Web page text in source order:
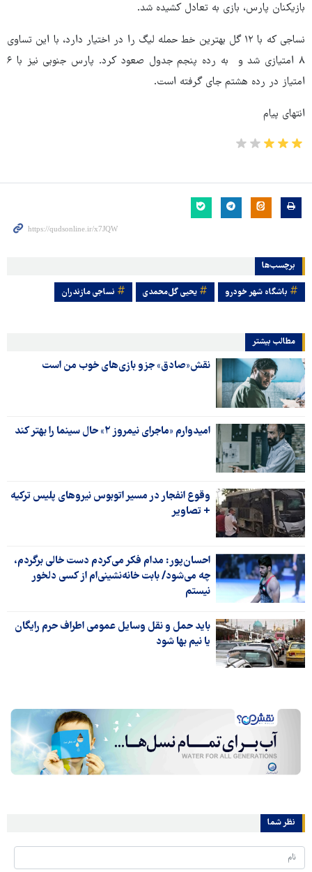
بازیکنان پارس، بازی به تعادل کشیده شد.
نساجی که با ۱۲ گل بهترین خط حمله لیگ را در اختیار دارد، با این تساوی
۸ امتیازی شد و به رده پنجم جدول صعود کرد. پارس جنوبی نیز با ۶
امتیاز در رده هشتم جای گرفته است.
انتهای پیام
برچسب‌ها
باشگاه شهر خودرو یحیی گل‌محمدی نساجی مازندران
مطالب بیشتر
نقش«صادق» جزو بازی‌های خوب من است
امیدوارم «ماجرای نیمروز ۲» حال سینما را بهتر کند
وقوع انفجار در مسیر اتوبوس نیروهای پلیس ترکیه
+ تصاویر
احسان‌پور:‌ مدام فکر می‌کردم دست خالی برگردم،
چه می‌شود/ بابت خانه‌نشینی‌ام از کسی دلخور
نیستم
باید حمل و نقل وسایل عمومی اطراف حرم رایگان
یا نیم بها شود
نظر شما